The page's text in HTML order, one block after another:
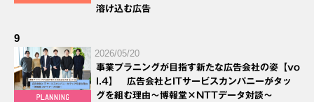
溶け込む広告
9
2026/05/20
事業プラニングが目指す新たな広告会社の姿【vo
l.4】 広告会社とITサービスカンパニーがタッ
グを組む理由～博報堂×NTTデータ対談～